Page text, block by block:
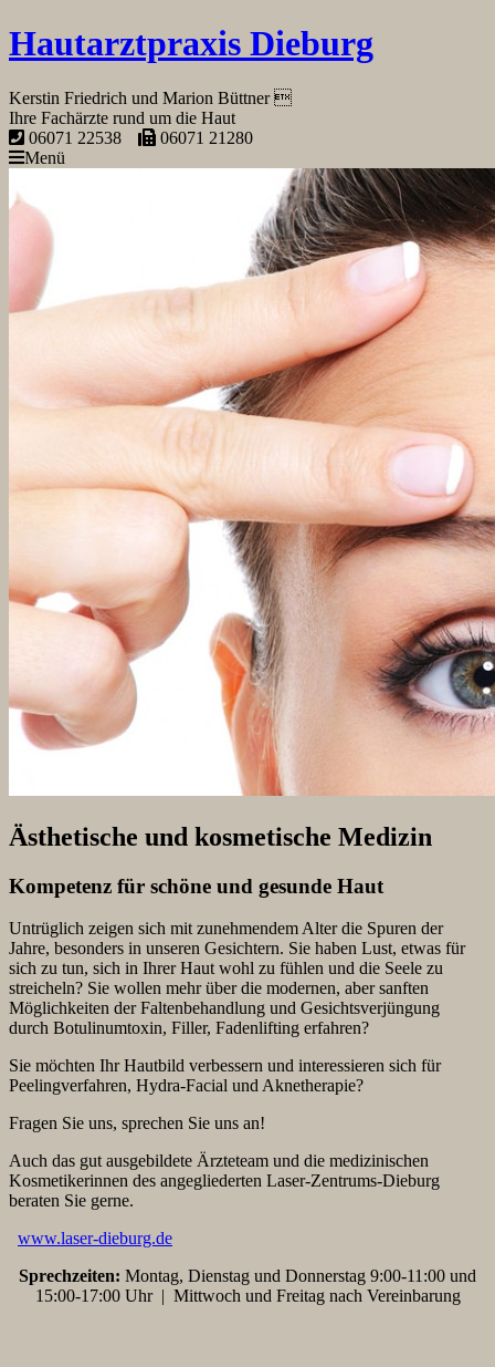
Hautarztpraxis Dieburg
Kerstin Friedrich und Marion Büttner 
Ihre Fachärzte rund um die Haut
06071 22538
06071 21280
Menü
Ästhetische und kosmetische Medizin
Kompetenz für schöne und gesunde Haut
Untrüglich zeigen sich mit zunehmendem Alter die Spuren der
Jahre, besonders in unseren Gesichtern. Sie haben Lust, etwas für
sich zu tun, sich in Ihrer Haut wohl zu fühlen und die Seele zu
streicheln? Sie wollen mehr über die modernen, aber sanften
Möglichkeiten der Faltenbehandlung und Gesichtsverjüngung
durch Botulinumtoxin, Filler, Fadenlifting erfahren?
Sie möchten Ihr Hautbild verbessern und interessieren sich für
Peelingverfahren, Hydra-Facial und Aknetherapie?
Fragen Sie uns, sprechen Sie uns an!
Auch das gut ausgebildete Ärzteteam und die medizinischen
Kosmetikerinnen des angegliederten Laser-Zentrums-Dieburg
beraten Sie gerne.
www.laser-dieburg.de
Sprechzeiten: Montag, Dienstag und Donnerstag 9:00-11:00 und
15:00-17:00 Uhr | Mittwoch und Freitag nach Vereinbarung